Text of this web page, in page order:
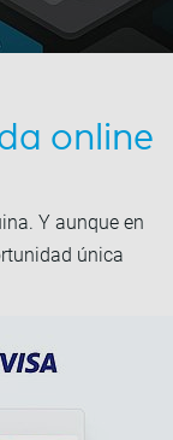
online
Y aunque en
única